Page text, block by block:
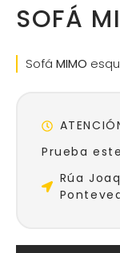
SOFÁ
Sofá MIMO
Prueba
Rúa